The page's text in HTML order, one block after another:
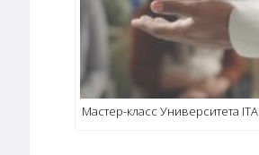
Мастер-класс Университета ITA